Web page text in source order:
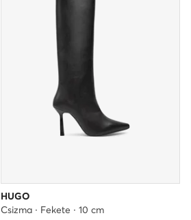
HUGO
Csizma · Fekete · 10 cm